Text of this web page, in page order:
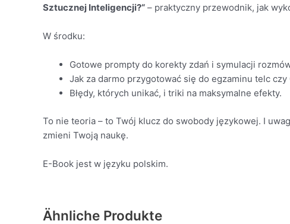
Sztucznej Inteligencji?“ – praktyczny przewodnik, jak
W środku:
Gotowe prompty do korekty zdań i symulacji
Jak za darmo przygotować się do egzaminu telc czy
Błędy, których unikać, i triki na maksymalne efekty.
To nie teoria – to Twój klucz do swobody językowej. I
zmieni Twoją naukę.
E-Book jest w języku polskim.
Ähnliche Produkte